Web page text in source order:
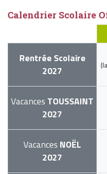
Calendrier Scolaire
Rentrée Scolaire
2027
Vacances TOUSSAINT
2027
Vacances NOËL
2027